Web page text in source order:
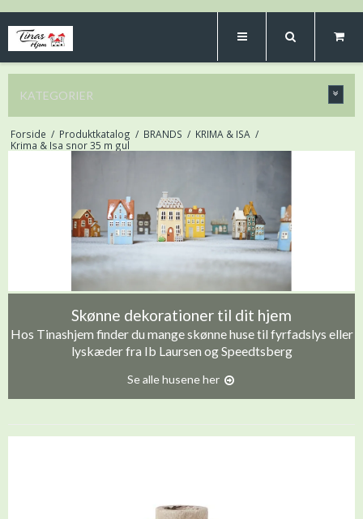
KATEGORIER
Forside / Produktkatalog / BRANDS / KRIMA & ISA /
Krima & Isa snor 35 m gul
Skønne dekorationer til dit hjem
Hos Tinashjem finder du mange skønne huse til fyrfadslys eller
lyskæder fra Ib Laursen og Speedtsberg
Se alle husene her